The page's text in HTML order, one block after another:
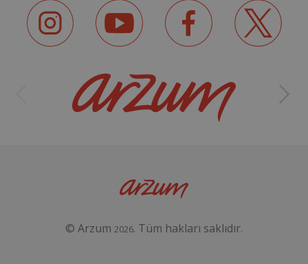
© Arzum 2026. Tüm hakları saklıdır.